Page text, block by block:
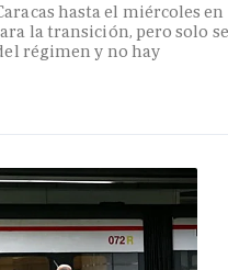
hasta el miércoles en
la transición, pero solo se
régimen y no hay